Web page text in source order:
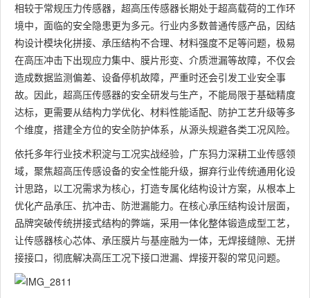
相较于常规压力传感器，超高压传感器长期处于超高载荷的工作环
境中，面临的安全隐患更为多元。行业内多数普通传感产品，因结
构设计模块化拼接、承压结构不合理、材料强度不足等问题，极易
在高压冲击下出现应力集中、膜片形变、介质泄漏等故障，不仅会
造成数据监测偏差、设备停机故障，严重时还会引发工业安全事
故。因此，超高压传感器的安全研发与生产，不能局限于基础精度
达标，更需要从结构力学优化、材料性能适配、防护工艺升级等多
个维度，搭建全方位的安全防护体系，从源头规避各类工况风险。
依托多年行业技术积淀与工况实战经验，广东犸力深耕工业传感领
域，聚焦超高压传感设备的安全性能升级，摒弃行业传统通用化设
计思路，以工况需求为核心，打造专属化结构设计方案，从根本上
优化产品承压、抗冲击、防泄漏能力。在核心承压结构设计层面，
品牌突破传统拼接式结构的弊端，采用一体化整体锻造成型工艺，
让传感器核心芯体、承压膜片与基座融为一体，无焊接缝隙、无拼
接接口，彻底解决高压工况下接口泄漏、焊接开裂的常见问题。